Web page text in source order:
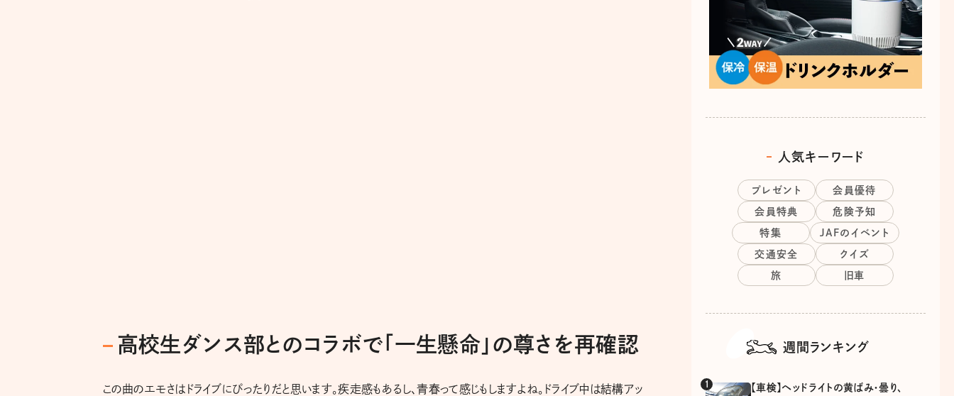
高校生ダンス部とのコラボで「一生懸命」の尊さを再確認
この曲のエモさはドライブにぴったりだと思います。疾走感もあるし、青春って感じもしますよね。ドライブ中は結構アッ
人気キーワード
プレゼント 会員優待
会員特典 危険予知
特集 JAFのイベント
交通安全 クイズ
旅 旧車
週間ランキング
【車検】ヘッドライトの黄ばみ・曇り、